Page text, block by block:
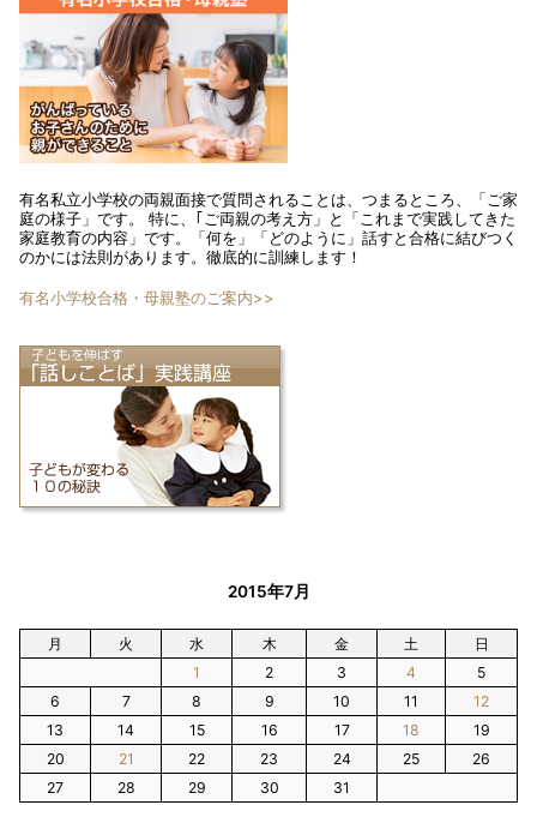
有名私立小学校の両親面接で質問されることは、つまるところ、「ご家
庭の様子」です。 特に、｢ご両親の考え方」と「これまで実践してきた
家庭教育の内容」です。「何を」「どのように」話すと合格に結びつく
のかには法則があります。徹底的に訓練します！
有名小学校合格・母親塾のご案内>>
2015年7月
月 火 水 木 金 土
日
1
2 3 4
5
6
7 8 9 10 11
12
13
14 15 16 17 18
19
20
21 22 23 24 25
26
27
28 29 30 31